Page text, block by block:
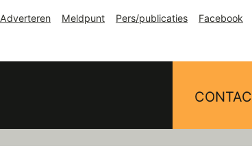
Adverteren Meldpunt Pers/publicaties Facebook